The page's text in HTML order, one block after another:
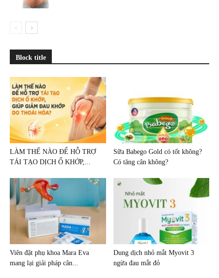
Block title
LÀM THẾ NÀO ĐỂ HỖ TRỢ
TÁI TẠO DỊCH Ổ KHỚP,...
Sữa Babego Gold có tốt không?
Có tăng cân không?
Viên đặt phụ khoa Mara Eva
mang lại giải pháp cân...
Dung dịch nhỏ mắt Myovit 3
ngừa đau mắt đỏ